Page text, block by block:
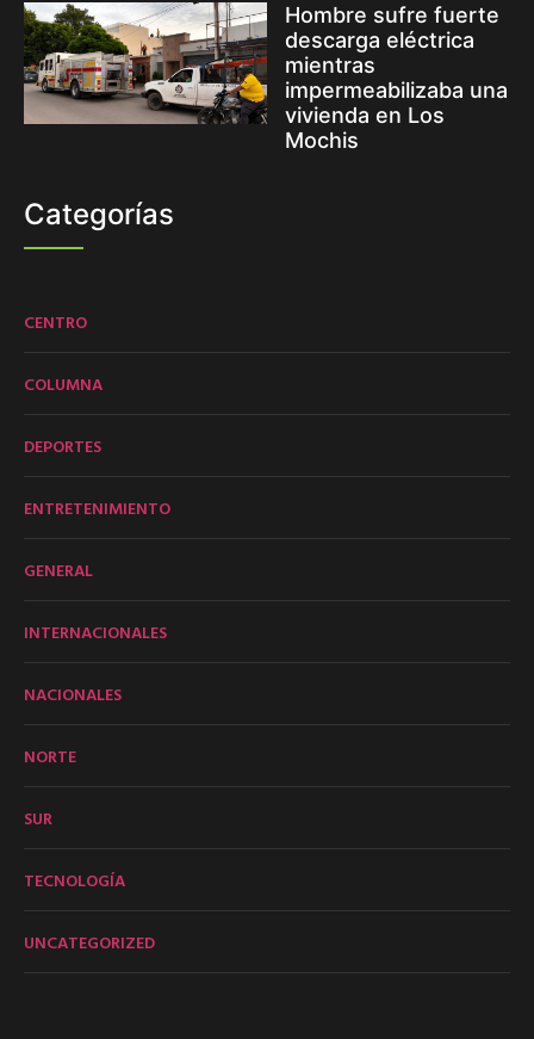
Hombre sufre fuerte
descarga eléctrica
mientras
impermeabilizaba una
vivienda en Los
Mochis
Categorías
CENTRO
COLUMNA
DEPORTES
ENTRETENIMIENTO
GENERAL
INTERNACIONALES
NACIONALES
NORTE
SUR
TECNOLOGÍA
UNCATEGORIZED